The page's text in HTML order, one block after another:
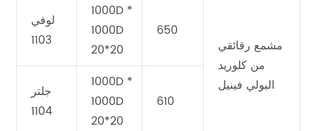
مشمع رقائقي
من كلوريد
البولي فينيل
لوفي
1103
1000D *
1000D
20*20
650
جلتر
1104
1000D *
1000D
20*20
610